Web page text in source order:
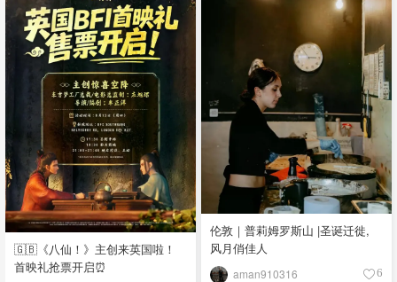
🇬🇧《八仙！》主创来英国啦！
首映礼抢票开启⏰
伦敦｜普莉姆罗斯山 |圣诞迁徙,
风月俏佳人
aman910316 6